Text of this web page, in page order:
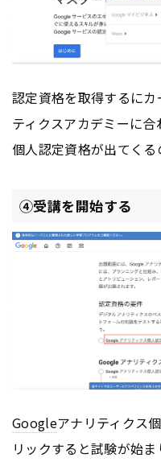
認定資格を取得するに
ティクスアカデミーに合
個人認定資格が出てくる
④受講を開始する
Googleアナリティクス
リックすると試験が始ま